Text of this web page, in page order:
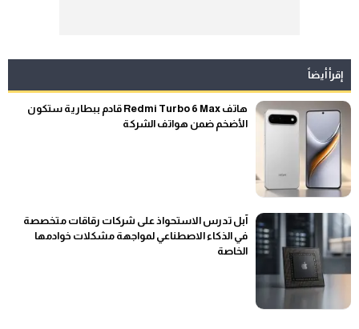
إقرأ أيضاً
هاتف Redmi Turbo 6 Max قادم ببطارية ستكون
الأضخم ضمن هواتف الشركة
آبل تدرس الاستحواذ على شركات رقاقات متخصصة
في الذكاء الاصطناعي لمواجهة مشكلات خوادمها
الخاصة